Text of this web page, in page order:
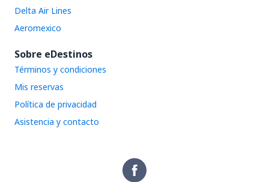
Delta Air Lines
Aeromexico
Sobre eDestinos
Términos y condiciones
Mis reservas
Política de privacidad
Asistencia y contacto